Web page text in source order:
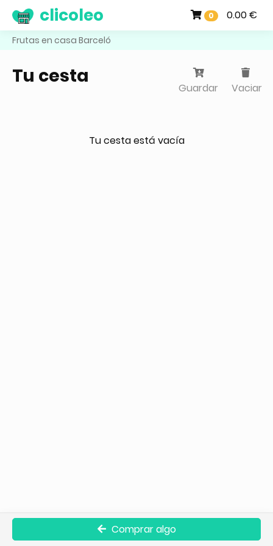
0 0.00 €
clicoleo
Frutas en casa Barceló
Tu cesta
Guardar Vaciar
Tu cesta está vacía
Comprar algo